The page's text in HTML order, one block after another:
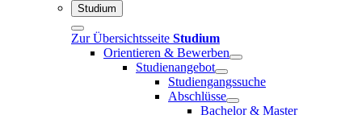
Studium
Zur Übersichtsseite Studium
Orientieren & Bewerben
Studienangebot
Studiengangssuche
Abschlüsse
Bachelor & Master